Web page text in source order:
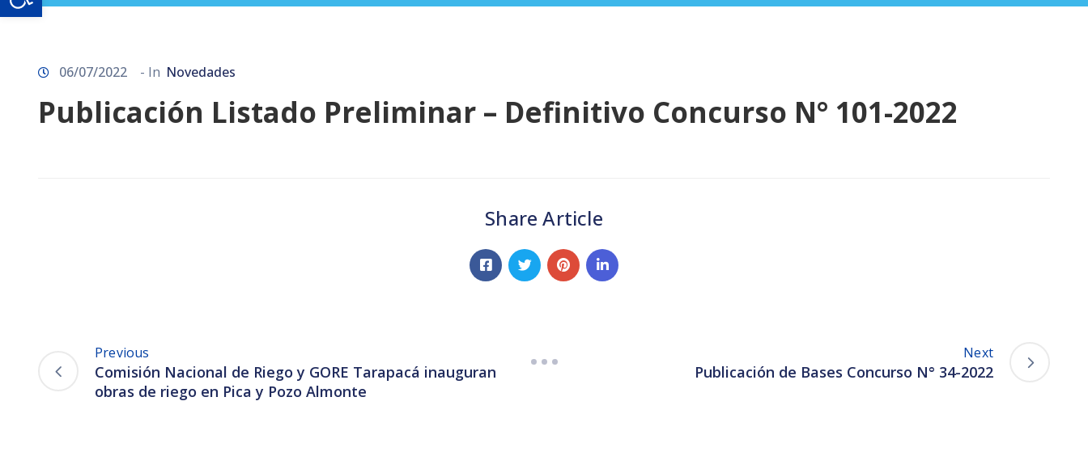
06/07/2022 - In Novedades
Publicación Listado Preliminar – Definitivo Concurso N° 101-2022
Share Article
Previous
Comisión Nacional de Riego y GORE Tarapacá inauguran
obras de riego en Pica y Pozo Almonte
Next
Publicación de Bases Concurso N° 34-2022